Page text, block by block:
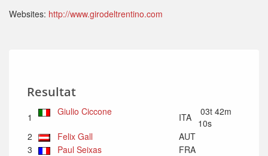
Websites: http://www.girodeltrentino.com
Resultat
1 Giulio Ciccone ITA
03t 42m
10s
2
Felix Gall
AUT
3
Paul Seixas
FRA